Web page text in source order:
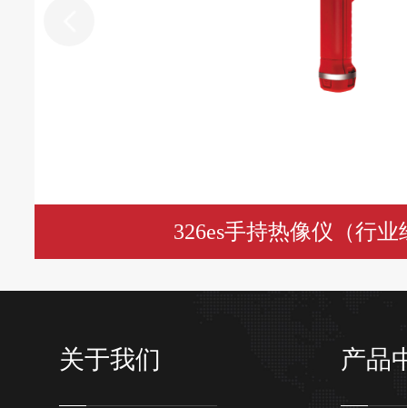
支持
326es手持热像仪（行
关于我们 产品